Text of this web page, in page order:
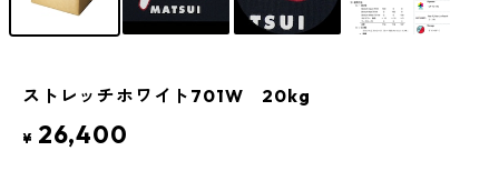
ストレッチホワイト701W 20kg
¥ 26,400